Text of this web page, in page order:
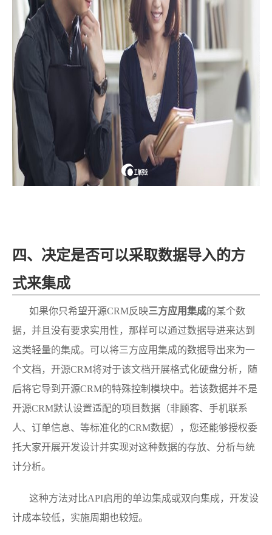
四、决定是否可以采取数据导入的方
式来集成
如果你只希望开源CRM反映三方应用集成的某个数
据，并且没有要求实用性，那样可以通过数据导进来达到
这类轻量的集成。可以将三方应用集成的数据导出来为一
个文档，开源CRM将对于该文档开展格式化硬盘分析，随
后将它导到开源CRM的特殊控制模块中。若该数据并不是
开源CRM默认设置适配的项目数据（非顾客、手机联系
人、订单信息、等标准化的CRM数据），您还能够授权委
托大家开展开发设计并实现对这种数据的存放、分析与统
计分析。
这种方法对比API启用的单边集成或双向集成，开发设
计成本较低，实施周期也较短。